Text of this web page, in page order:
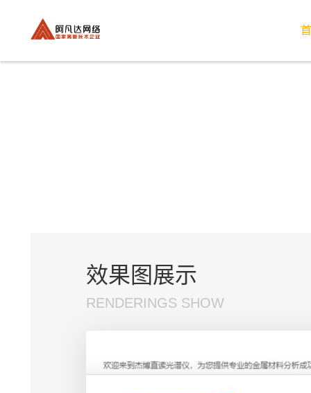
效果图展示
RENDERINGS SHOW